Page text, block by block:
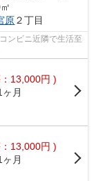
原２丁目
ンビニ近隣で生活至
13,000円 )
ヶ月
13,000円 )
ヶ月